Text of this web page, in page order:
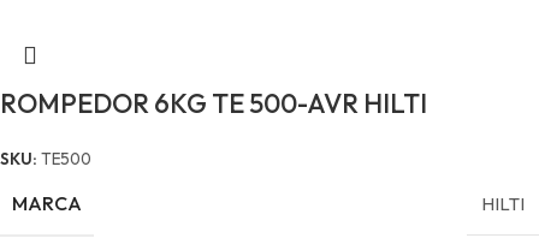
ROMPEDOR 6KG TE 500-AVR HILTI
SKU: TE500
MARCA HILTI